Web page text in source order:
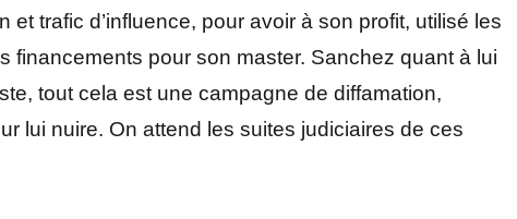
trafic d’influence, pour avoir à son profit, utilisé les
financements pour son master. Sanchez quant à lui
tout cela est une campagne de diffamation,
lui nuire. On attend les suites judiciaires de ces